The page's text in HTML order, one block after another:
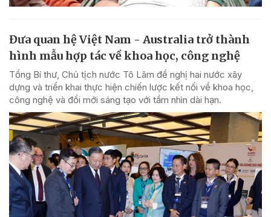
Đưa quan hệ Việt Nam - Australia trở thành
hình mẫu hợp tác về khoa học, công nghệ
Tổng Bí thư, Chủ tịch nước Tô Lâm đề nghị hai nước xây
dựng và triển khai thực hiện chiến lược kết nối về khoa học,
công nghệ và đổi mới sáng tạo với tầm nhìn dài hạn.